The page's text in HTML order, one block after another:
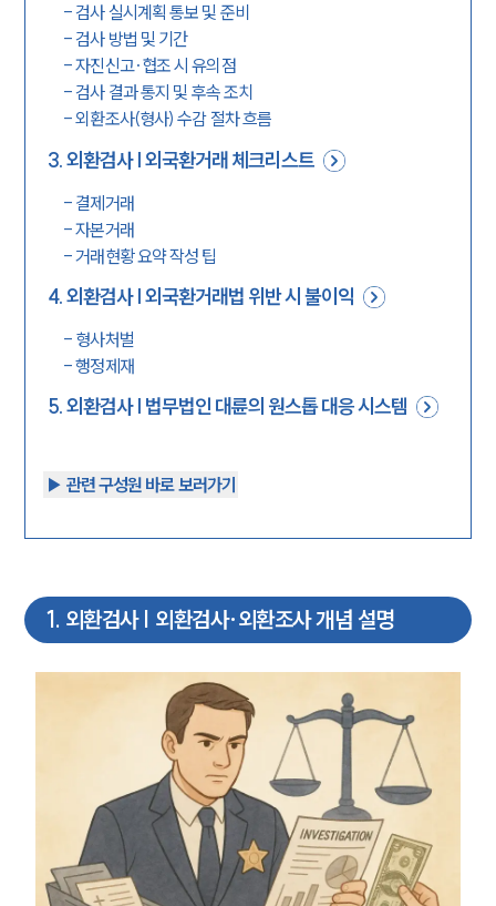
-검사 실시계획 통보 및 준비
-검사 방법 및 기간
-자진신고·협조 시 유의점
-검사 결과 통지 및 후속 조치
-외환조사(형사) 수감 절차 흐름
3.외환검사 | 외국환거래 체크리스트
- 결제거래
-자본거래
-거래현황 요약 작성 팁
4.외환검사 | 외국환거래법 위반 시 불이익
- 형사처벌
-행정제재
5.외환검사 | 법무법인 대륜의 원스톱 대응 시스템
▶︎ 관련 구성원 바로 보러가기
1. 외환검사 | 외환검사·외환조사 개념 설명